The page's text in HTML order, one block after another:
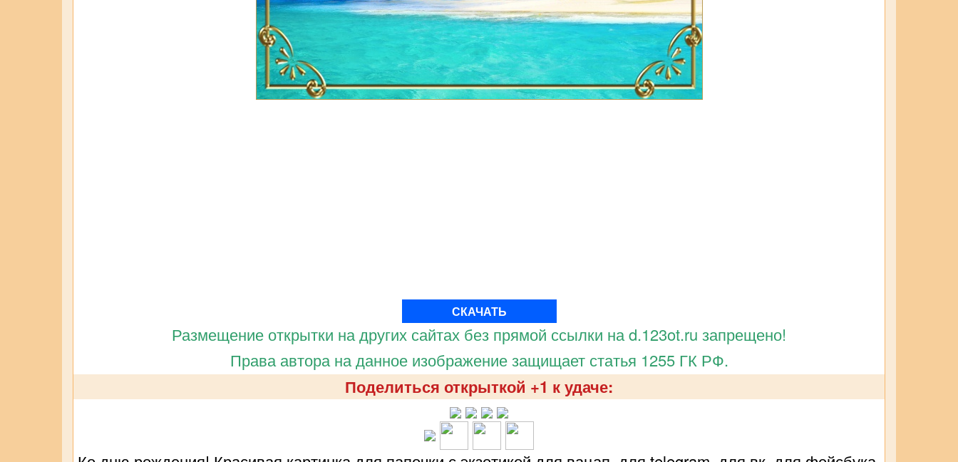
СКАЧАТЬ
Размещение открытки на других сайтах без прямой ссылки на d.123ot.ru запрещено!
Права автора на данное изображение защищает статья 1255 ГК РФ.
Поделиться открыткой +1 к удаче: